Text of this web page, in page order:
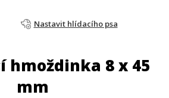
Nastavit hlídacího psa
hmoždinka 8 x 45
mm